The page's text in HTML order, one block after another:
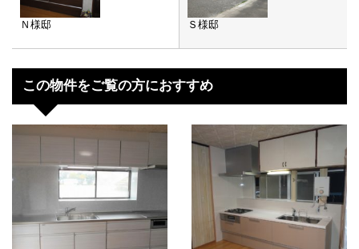
Ｎ様邸 Ｓ様邸
この物件をご覧の方におすすめ